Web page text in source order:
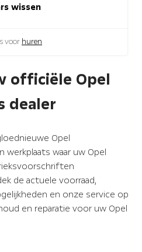
wissen
voor huren
officiële Opel
dealer
Opel
waar uw Opel
de actuele voorraad,
en onze service op
en reparatie voor uw Opel